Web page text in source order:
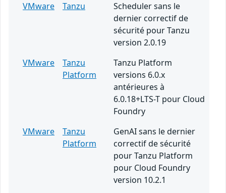
VMware
Tanzu
Scheduler sans le
dernier correctif de
sécurité pour Tanzu
version 2.0.19
VMware
Tanzu
Platform
Tanzu Platform
versions 6.0.x
antérieures à
6.0.18+LTS-T pour Cloud
Foundry
VMware
Tanzu
Platform
GenAI sans le dernier
correctif de sécurité
pour Tanzu Platform
pour Cloud Foundry
version 10.2.1